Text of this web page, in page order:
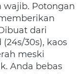
wajib. Potongan
dari
30s), kaos
meski
Anda bebas